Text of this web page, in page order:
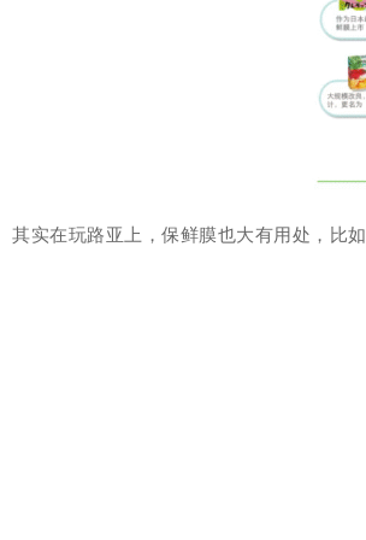
其实在玩路亚上，保鲜膜也大有用处，比如